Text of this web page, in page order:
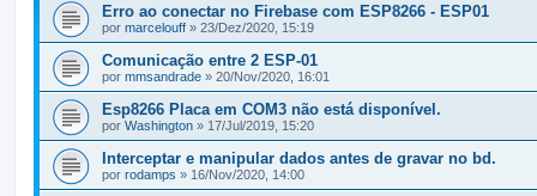
Erro ao conectar no Firebase com ESP8266 - ESP01
por marcelouff » 23/Dez/2020, 15:19
Comunicação entre 2 ESP-01
por mmsandrade » 20/Nov/2020, 16:01
Esp8266 Placa em COM3 não está disponível.
por Washington » 17/Jul/2019, 15:20
Interceptar e manipular dados antes de gravar no bd.
por rodamps » 16/Nov/2020, 14:00